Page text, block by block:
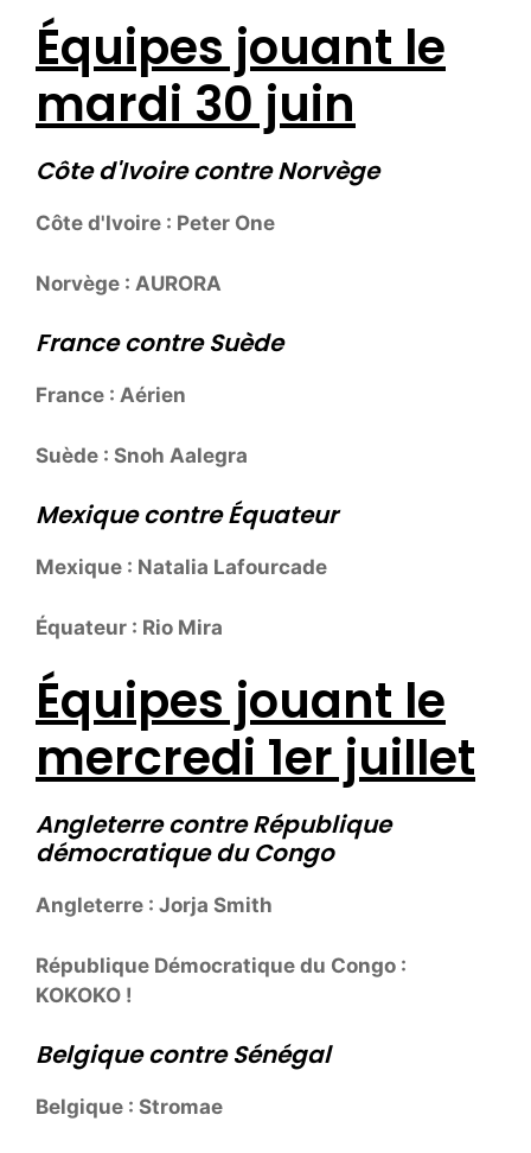
Équipes jouant le
mardi 30 juin
Côte d'Ivoire contre Norvège
Côte d'Ivoire : Peter One
Norvège : AURORA
France contre Suède
France : Aérien
Suède : Snoh ​​Aalegra
Mexique contre Équateur
Mexique : Natalia Lafourcade
Équateur : Rio Mira
Équipes jouant le
mercredi 1er juillet
Angleterre contre République
démocratique du Congo
Angleterre : Jorja Smith
République Démocratique du Congo :
KOKOKO !
Belgique contre Sénégal
Belgique : Stromae